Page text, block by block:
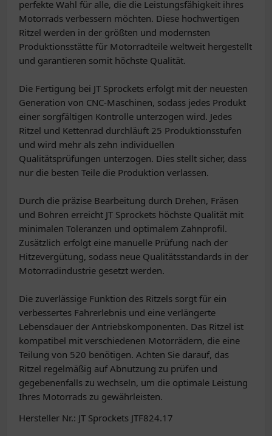
perfekte Wahl für alle, die die Leistungsfähigkeit ihres
Motorrads verbessern möchten. Diese hochwertigen
Ritzel werden in der größten und modernsten
Produktionsstätte für Motorradteile weltweit hergestellt
und garantieren somit höchste Qualität.
Die Fertigung bei JT Sprockets erfolgt mit der neuesten
Generation von CNC-Maschinen, sodass jedes Produkt
einer sorgfältigen Kontrolle unterzogen wird. Jedes
Ritzel und Kettenrad durchläuft 25 Produktionsstufen
und wird mehr als zehn individuellen
Qualitätsprüfungen unterzogen. Dies stellt sicher, dass
nur die besten Teile die Produktion verlassen.
Durch die präzise Bearbeitung durch Drehen, Fräsen
und Bohren erreicht JT Sprockets höchste Qualität mit
minimalen Toleranzen und optimalem Zahnprofil.
Zusätzlich erfolgt eine manuelle Prüfung nach der
Hitzevergütung, sodass neue Qualitätsstandards in der
Motorradindustrie gesetzt werden.
Die zuverlässige Funktion des Ritzels sorgt für ein
verbessertes Fahrerlebnis und eine verlängerte
Lebensdauer der Antriebskomponenten. Das Ritzel ist
kompatibel mit verschiedenen Motorrädern, die eine
Teilung von 520 benötigen. Achten Sie darauf, das
Ritzel regelmäßig auf Abnutzung zu prüfen und
gegebenenfalls zu wechseln, um die optimale Leistung
Ihres Motorrads zu gewährleisten.
Hersteller Nr.: JT Sprockets JTF824.17